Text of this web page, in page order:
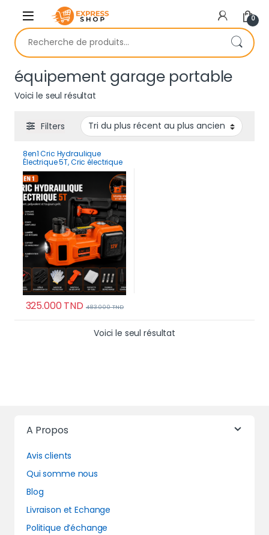
Skip to navigation
Skip to content
0
Recherche pour :
équipement garage portable
Voici le seul résultat
Filters
8en1 Cric Hydraulique
Électrique 5T, Cric électrique
Voiture 12V avec Pompe
Gonflable et lumière LED
325.000TND 483.000TND
Voici le seul résultat
A Propos
Avis clients
Qui somme nous
Blog
Livraison et Echange
Politique d’échange